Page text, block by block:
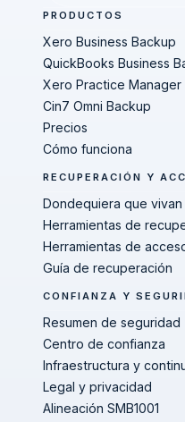
PRODUCTOS
Xero Business Backup
QuickBooks Business
Xero Practice Manager
Cin7 Omni Backup
Precios
Cómo funciona
RECUPERACIÓN Y
Dondequiera que
Herramientas de
Herramientas de
Guía de recuperación
CONFIANZA Y
Resumen de seguridad
Centro de confianza
Infraestructura y
Legal y privacidad
Alineación SMB1001